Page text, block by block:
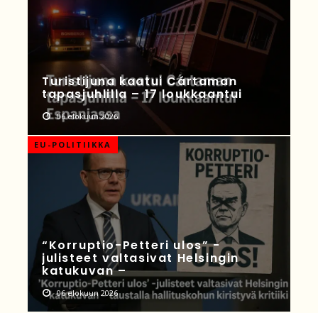
Turistijuna kaatui Cártaman
tapasjuhlilla – 17 loukkaantui
06 elokuun 2026
EU-POLITIIKKA
“Korruptio-Petteri ulos” -
julisteet valtasivat Helsingin
katukuvan –
06 elokuun 2026